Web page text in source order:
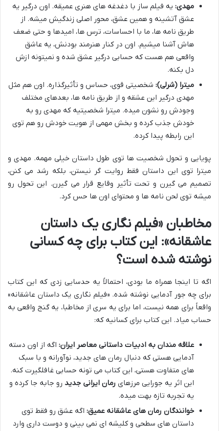
مهدی: یه فیلم ساز با دغدغه های هنری عمیقه. اون درگیر یه
عشق آتشینه و همین عشق، محور اصلی زندگیش میشه. از
طریق نامه ها، ما با احساسات، ترس ها، امیدها و حتی ضعف
هاش آشنا میشیم. اون در کنار هنرمند بودنش، یه عاشق
واقعی هم هست که حسابی درگیر عشق شده و نمیتونه ازش
دل بکنه.
میترا (شرلی): شخصیتی قوی، حساس و تأثیرگذاره. اون هم مثل
مهدی درگیر این عشقه و از طریق نامه ها، بعدهای مختلف
وجودش رو نشون میده. میترا شخصیتیه که مهدی رو به
خودش جذب کرده و بخش مهمی از هویت خودش رو هم توی
این رابطه پیدا کرده.
پویایی و تحول شخصیت ها توی طول داستان خیلی مهمه. مهدی و
میترا توی این داستان فقط روایت گر نیستن، بلکه رشد می کنن،
تصمیم می گیرن و تحت تأثیر وقایع قرار می گیرن. این تحول رو
میشه توی لحن نامه ها و محتوای اون ها حس کرد.
مخاطبان «فیلم نگاری یک داستان
عاشقانه»: این کتاب برای چه کسانی
نوشته شده است؟
اگه تا اینجا همراه ما بودی، احتمالاً یه حدسایی زدی که این کتاب
برای چه جور آدمایی نوشته شده. «فیلم نگاری یک داستان عاشقانه»
واقعاً برای همه نیست، اما برای یه سری از مخاطبا، یه گنج واقعی به
حساب میاد. این کتاب برای کسانیه که:
علاقه مندان به ادبیات داستانی معاصر ایران: اگه از اون دسته
آدمایی هستی که دنبال رمان های جدید، نوآورانه و با سبک
های متفاوت هستی، این کتاب می تونه حسابی غافلگیرت کنه.
این اثر یه جورایی مرزهای رمان ایرانی جدید رو جابه جا کرده و
یه تجربه تازه بهت میده.
خوانندگان رمان های عاشقانه عمیق: اگه عشق رو فقط توی
داستان های سطحی و کلیشه ای نمی بینی و دوست داری وارد